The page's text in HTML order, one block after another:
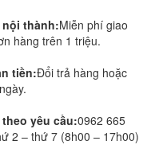
thành:Miễn phí giao
hàng trên 1 triệu.
tiền:Đổi trả hàng hoặc
yêu cầu:0962 665
2 – thứ 7 (8h00 – 17h00)